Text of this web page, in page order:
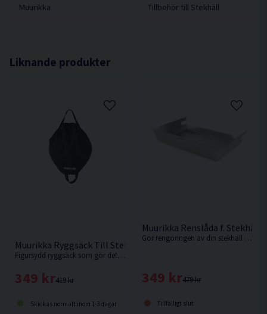
Muurikka Tillbehör till Stekhäll
Liknande produkter
Muurikka Ryggsäck Till Stekhäll 38cm
Figursydd ryggsäck som gör det enkelt att ta med din stekhäll Ø38 vart du än ska.
419 kr
349 kr
Skickas normalt inom 1-3 dagar
Muurikka Renslåda f. Stekhäll
Gör rengöringen av din stekhäll både enkel och effektiv. Renslådan hängs smidigt på kanten så att du lätt kan skrapa ner matrester och fett.
479 kr
349 kr
Tillfälligt slut